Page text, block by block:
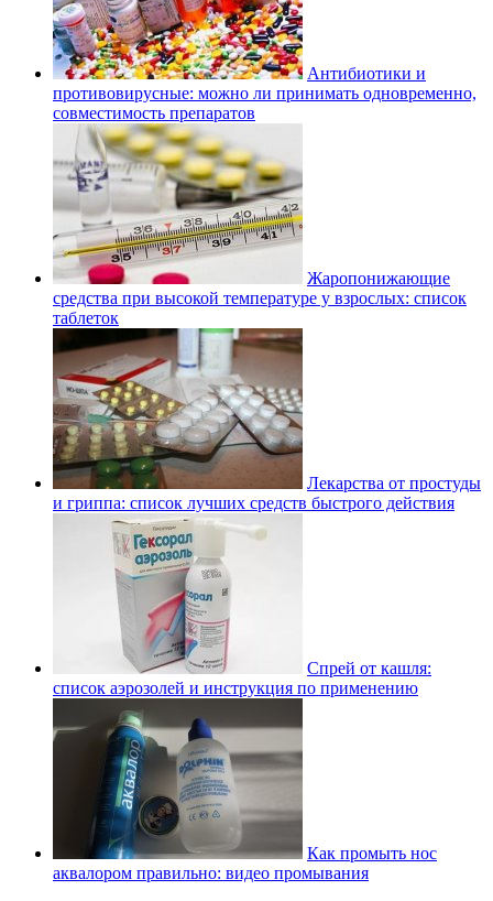
Антибиотики и
противовирусные: можно ли принимать одновременно,
совместимость препаратов
Жаропонижающие
средства при высокой температуре у взрослых: список
таблеток
Лекарства от простуды
и гриппа: список лучших средств быстрого действия
Спрей от кашля:
список аэрозолей и инструкция по применению
Как промыть нос
аквалором правильно: видео промывания